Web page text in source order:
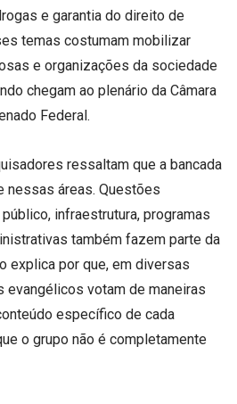
e garantia do direito de
temas costumam mobilizar
e organizações da sociedade
chegam ao plenário da Câmara
Federal.
ressaltam que a bancada
nessas áreas. Questões
infraestrutura, programas
também fazem parte da
explica por que, em diversas
evangélicos votam de maneiras
específico de cada
o grupo não é completamente